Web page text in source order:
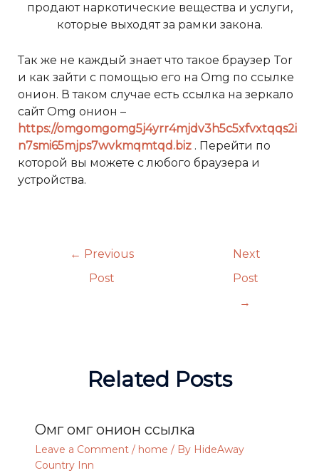
продают наркотические вещества и услуги,
которые выходят за рамки закона.
Так же не каждый знает что такое браузер Tor
и как зайти с помощью его на Omg по ссылке
онион. В таком случае есть ссылка на зеркало
сайт Omg онион –
https://omgomgomg5j4yrr4mjdv3h5c5xfvxtqqs2i
n7smi65mjps7wvkmqmtqd.biz. Перейти по
которой вы можете с любого браузера и
устройства.
← Previous
Post
Next
Post
→
Related Posts
Омг омг онион ссылка
Leave a Comment / home / By HideAway
Country Inn